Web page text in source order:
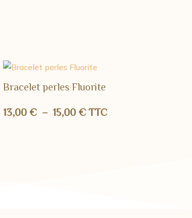
Bracelet perles Fluorite
13,00€ – 15,00€Plage
TTC